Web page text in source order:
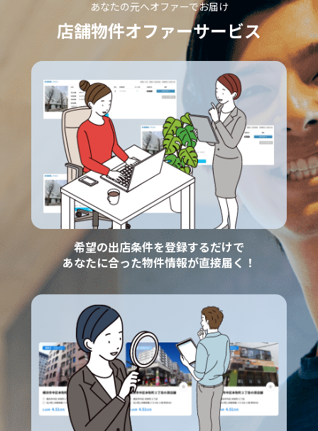
あなたの元へオファーでお届け
店舗物件オファーサービス
希望の出店条件を登録するだけで
あなたに合った物件情報が直接届く！